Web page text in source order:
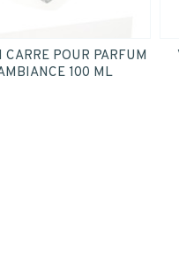
CARRE POUR PARFUM
100 ML